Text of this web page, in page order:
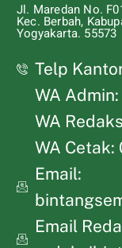
Jl. Maredan No.
Kec. Berbah,
Yogyakarta. 55573
Telp
WA
WA
WA
Email:
Email